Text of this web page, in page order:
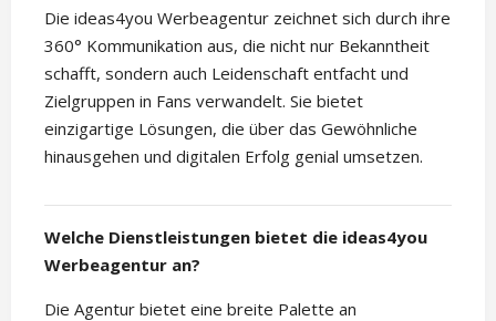
Die ideas4you Werbeagentur zeichnet sich durch ihre
360° Kommunikation aus, die nicht nur Bekanntheit
schafft, sondern auch Leidenschaft entfacht und
Zielgruppen in Fans verwandelt. Sie bietet
einzigartige Lösungen, die über das Gewöhnliche
hinausgehen und digitalen Erfolg genial umsetzen.
Welche Dienstleistungen bietet die ideas4you
Werbeagentur an?
Die Agentur bietet eine breite Palette an